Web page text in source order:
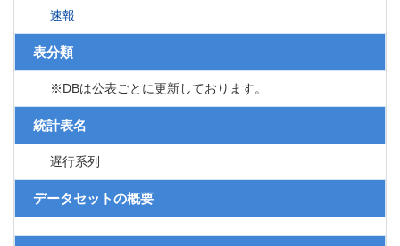
速報
表分類
※DBは公表ごとに更新しております。
統計表名
遅行系列
データセットの概要